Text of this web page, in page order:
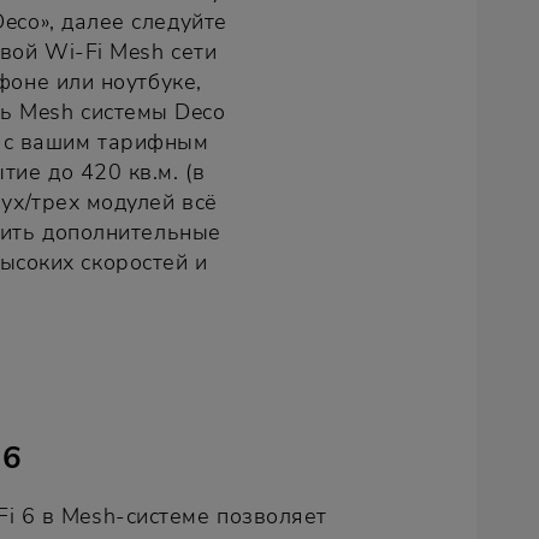
далее следуйте
Wi-Fi Mesh сети
или ноутбуке,
Mesh системы Deco
с вашим тарифным
до 420 кв.м. (в
трех модулей всё
дополнительные
скоростей и
6 в Mesh-системе позволяет